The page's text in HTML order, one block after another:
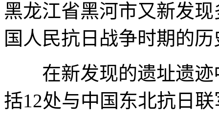
黑龙江省黑河市又新发
国人民抗日战争时期的
在新发现的遗址遗迹
括12处与中国东北抗日